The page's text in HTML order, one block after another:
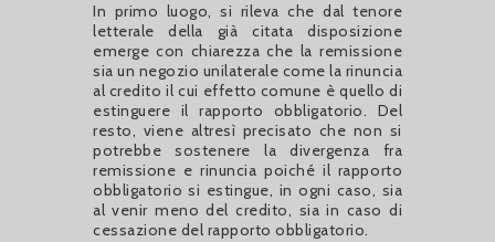
In primo luogo, si rileva che dal tenore
letterale della già citata disposizione
emerge con chiarezza che la remissione
sia un negozio unilaterale come la rinuncia
al credito il cui effetto comune è quello di
estinguere il rapporto obbligatorio. Del
resto, viene altresì precisato che non si
potrebbe sostenere la divergenza fra
remissione e rinuncia poiché il rapporto
obbligatorio si estingue, in ogni caso, sia
al venir meno del credito, sia in caso di
cessazione del rapporto obbligatorio.